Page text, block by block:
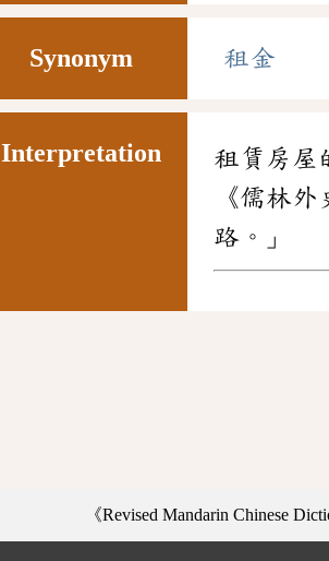
Synonym 租金
Interpretation 租賃房屋
《儒林
路。」
《Revised Mandarin Chinese